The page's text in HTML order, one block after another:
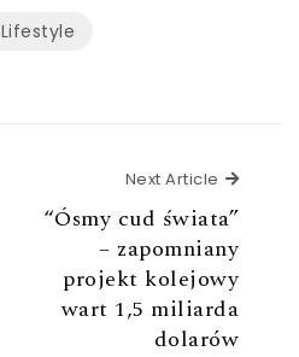
Lifestyle
Next Article Next
“Ósmy cud świata”
– zapomniany
projekt kolejowy
wart 1,5 miliarda
dolarów